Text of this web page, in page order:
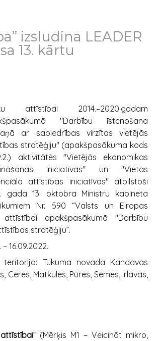
izsludina LEADER
13. kārtu
attīstībai 2014.–2020.gadam
"Darbību īstenošana
ar sabiedrības virzītas vietējās
stratēģiju" (apakšpasākuma kods
aktivitātēs "Vietējās ekonomikas
iniciatīvas" un "Vietas
attīstības iniciatīvas" atbilstoši
gada 13. oktobra Ministru kabineta
Nr. 590 “Valsts un Eiropas
apakšpasākumā "Darbību
stratēģiju”.
16.09.2022.
Tukuma novada Kandavas
Matkules, Pūres, Sēmes, Irlavas,
” (Mērķis M1 – Veicināt mikro,